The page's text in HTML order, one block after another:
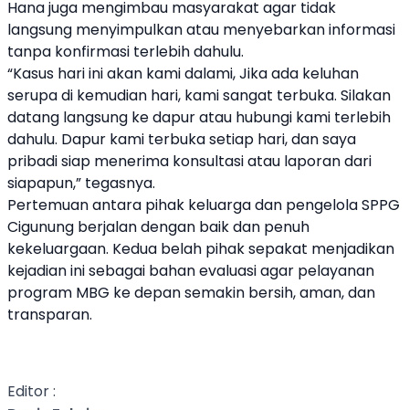
Hana juga mengimbau masyarakat agar tidak
langsung menyimpulkan atau menyebarkan informasi
tanpa konfirmasi terlebih dahulu.
“Kasus hari ini akan kami dalami, Jika ada keluhan
serupa di kemudian hari, kami sangat terbuka. Silakan
datang langsung ke dapur atau hubungi kami terlebih
dahulu. Dapur kami terbuka setiap hari, dan saya
pribadi siap menerima konsultasi atau laporan dari
siapapun,” tegasnya.
Pertemuan antara pihak keluarga dan pengelola SPPG
Cigunung berjalan dengan baik dan penuh
kekeluargaan. Kedua belah pihak sepakat menjadikan
kejadian ini sebagai bahan evaluasi agar pelayanan
program MBG ke depan semakin bersih, aman, dan
transparan.
Editor :